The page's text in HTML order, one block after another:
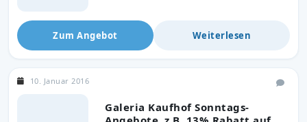
Zum Angebot Weiterlesen
Galeria Kaufhof Sonntags-
10. Januar 2016